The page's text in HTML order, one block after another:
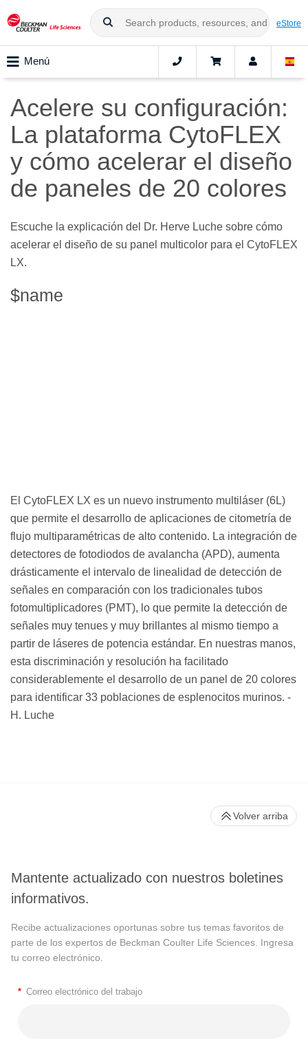
eStore
Menú
Acelere su configuración:
La plataforma CytoFLEX
y cómo acelerar el diseño
de paneles de 20 colores
Escuche la explicación del Dr. Herve Luche sobre cómo
acelerar el diseño de su panel multicolor para el CytoFLEX
LX.
$name
El CytoFLEX LX es un nuevo instrumento multiláser (6L)
que permite el desarrollo de aplicaciones de citometría de
flujo multiparamétricas de alto contenido. La integración de
detectores de fotodiodos de avalancha (APD), aumenta
drásticamente el intervalo de linealidad de detección de
señales en comparación con los tradicionales tubos
fotomultiplicadores (PMT), lo que permite la detección de
señales muy tenues y muy brillantes al mismo tiempo a
partir de láseres de potencia estándar. En nuestras manos,
esta discriminación y resolución ha facilitado
considerablemente el desarrollo de un panel de 20 colores
para identificar 33 poblaciones de esplenocitos murinos. -
H. Luche
Mantente actualizado con nuestros boletines
informativos.
Recibe actualizaciones oportunas sobre tus temas favoritos de
parte de los expertos de Beckman Coulter Life Sciences. Ingresa
tu correo electrónico.
* Correo electrónico del trabajo
Volver arriba